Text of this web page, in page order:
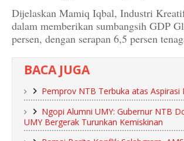
Dijelaskan Mamiq Iqbal, Industri
dalam memberikan sumbangsih GDP
persen, dengan serapan 6,5 persen
BACA JUGA
Pemprov NTB Terbuka atas Aspirasi
Ngopi Alumni UMY: Gubernur NTB
UMY Bergerak Turunkan Kemiskinan